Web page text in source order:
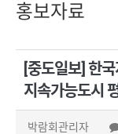
홍보자료
[중도일보] 한
지속가능도시
박람회관리자